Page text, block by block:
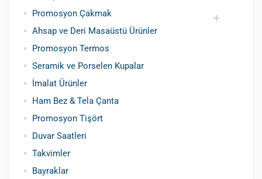
Promosyon Çakmak
Siboplu Çakmak
Manyetolu Çakmak
Ahsap ve Deri Masaüstü Ürünler
Promosyon Termos
Seramik ve Porselen Kupalar
İmalat Ürünler
Ham Bez & Tela Çanta
Promosyon Tişört
Duvar Saatleri
Takvimler
Bayraklar